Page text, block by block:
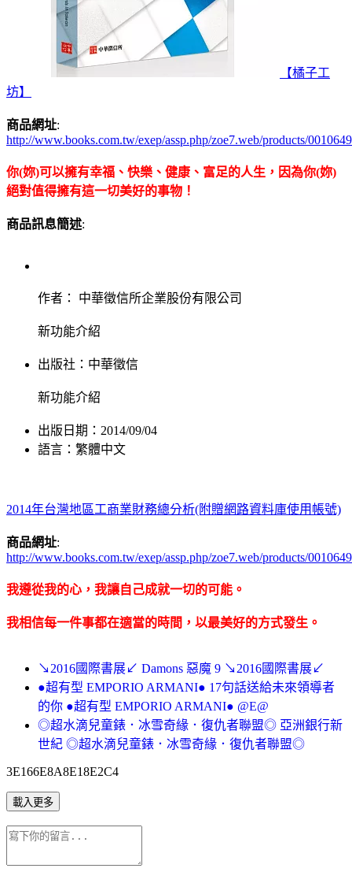
【橘子工
坊】
商品網址:
http://www.books.com.tw/exep/assp.php/zoe7.web/products/
你(妳)可以擁有幸福、快樂、健康、富足的人生，因為你(妳)
絕對值得擁有這一切美好的事物！
商品訊息簡述:
作者： 中華徵信所企業股份有限公司
新功能介紹
出版社： 中華徵信
新功能介紹
出版日期：2014/09/04
語言：繁體中文
2014年台灣地區工商業財務總分析(附贈網路資料庫使用帳號)
商品網址:
http://www.books.com.tw/exep/assp.php/zoe7.web/products/
我遵從我的心，我讓自己成就一切的可能。
我相信每一件事都在適當的時間，以最美好的方式發生。
↘2016國際書展↙ Damons 惡魔 9 ↘2016國際書展↙
●超有型 EMPORIO ARMANI● 17句話送給未來領導者
的你 ●超有型 EMPORIO ARMANI● @E@
◎超水滴兒童錶．冰雪奇緣．復仇者聯盟◎ 亞洲銀行新
世紀 ◎超水滴兒童錶．冰雪奇緣．復仇者聯盟◎
3E166E8A8E18E2C4
載入更多